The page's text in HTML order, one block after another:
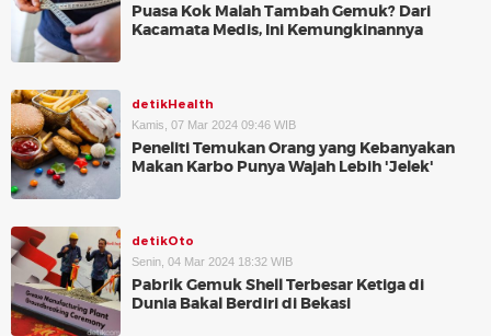
Puasa Kok Malah Tambah Gemuk? Dari
Kacamata Medis, Ini Kemungkinannya
detikHealth
Kamis, 07 Mar 2024 09:46 WIB
Peneliti Temukan Orang yang Kebanyakan
Makan Karbo Punya Wajah Lebih 'Jelek'
detikOto
Senin, 04 Mar 2024 18:32 WIB
Pabrik Gemuk Shell Terbesar Ketiga di
Dunia Bakal Berdiri di Bekasi